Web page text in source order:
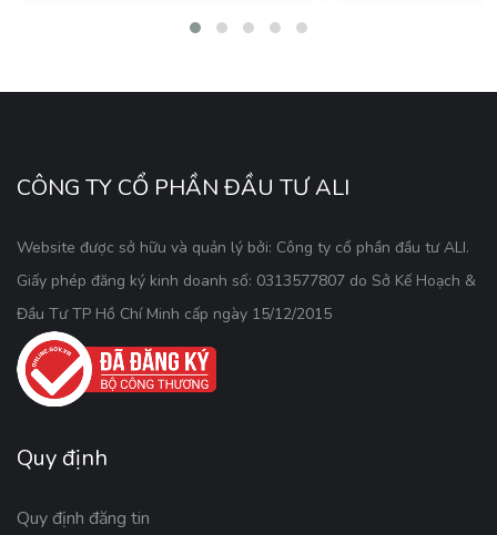
CÔNG TY CỔ PHẦN ĐẦU TƯ ALI
Website được sở hữu và quản lý bởi: Công ty cổ phần đầu tư ALI.
Giấy phép đăng ký kinh doanh số: 0313577807 do Sở Kế Hoạch &
Đầu Tư TP Hồ Chí Minh cấp ngày 15/12/2015
Quy định
Quy định đăng tin